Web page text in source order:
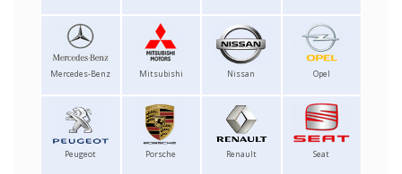
Mercedes-Benz Mitsubishi Nissan Opel
Peugeot Porsche Renault Seat